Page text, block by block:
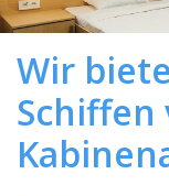
DIE REEDEREI
HILFE
Wir
Schiffen